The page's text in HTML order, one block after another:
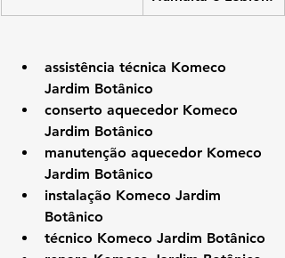
assistência técnica Komeco
Jardim Botânico
conserto aquecedor Komeco
Jardim Botânico
manutenção aquecedor Komeco
Jardim Botânico
instalação Komeco Jardim
Botânico
técnico Komeco Jardim Botânico